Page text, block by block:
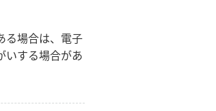
その他
花言葉辞典
る場合は、電子
いする場合があ